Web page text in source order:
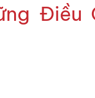
Điều